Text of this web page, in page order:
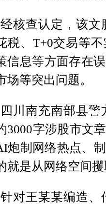
经核查认定，该文
税、T+0交易等
信息等方面存在
场等突出问题。
四川南充南部县
3000字涉股市文
炮制网络热点、
就是从网络空间
针对王某某编造、